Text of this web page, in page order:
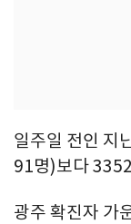
일주일 전인 지
91명)보다
광주 확진자 가